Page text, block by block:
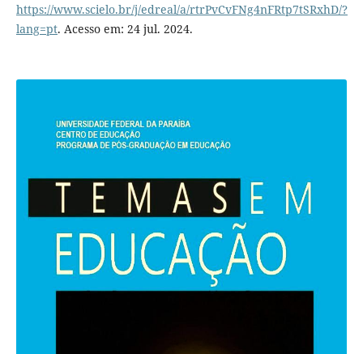
https://www.scielo.br/j/edreal/a/rtrPvCvFNg4nFRtp7tSRxhD/?
lang=pt. Acesso em: 24 jul. 2024.